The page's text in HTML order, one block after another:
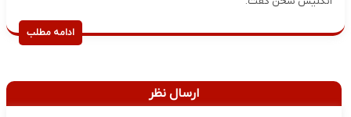
ادامه مطلب
ارسال نظر